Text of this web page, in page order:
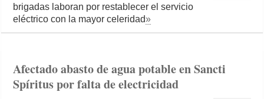
brigadas laboran por restablecer el servicio
eléctrico con la mayor celeridad»
Afectado abasto de agua potable en Sancti
Spíritus por falta de electricidad